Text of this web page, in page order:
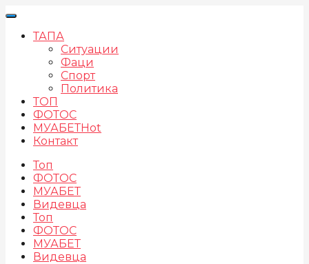
ТАПА
Ситуации
Фаци
Спорт
Политика
ТОП
ФОТОС
МУАБЕТHot
Контакт
Топ
ФОТОС
МУАБЕТ
Видевца
Топ
ФОТОС
МУАБЕТ
Видевца